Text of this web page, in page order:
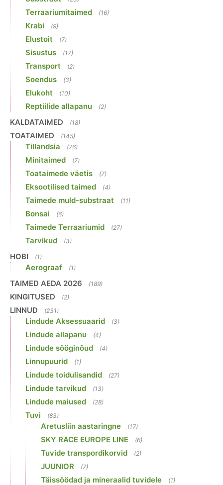
Terraariumitaimed (16)
Krabi (9)
Elustoit (7)
Sisustus (17)
Transport (2)
Soendus (3)
Elukoht (10)
Reptiilide allapanu (2)
KALDATAIMED (18)
TOATAIMED (145)
Tillandsia (76)
Minitaimed (7)
Toataimede väetis (7)
Eksootilised taimed (4)
Taimede muld-substraat (11)
Bonsai (6)
Taimede Terraariumid (27)
Tarvikud (3)
HOBI (1)
Aerograaf (1)
TAIMED AEDA 2026 (189)
KINGITUSED (2)
LINNUD (231)
Lindude Aksessuaarid (3)
Lindude allapanu (4)
Lindude sööginõud (4)
Linnupuurid (1)
Lindude toidulisandid (27)
Lindude tarvikud (13)
Lindude maiused (28)
Tuvi (83)
Aretusliin aastaringne (17)
SKY RACE EUROPE LINE (6)
Tuvide transpordikorvid (2)
JUUNIOR (7)
Täissöödad ja mineraalid tuvidele (1)